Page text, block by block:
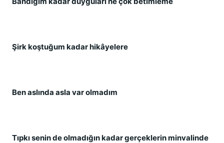
Şirk koştuğum kadar hikâyelere
Ben aslında asla var olmadım
Tıpkı senin de olmadığın kadar gerçeklerin minvalinde